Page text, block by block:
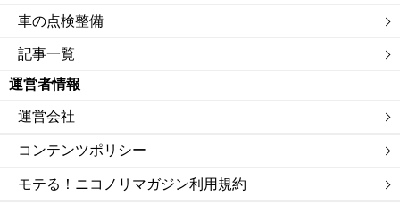
車の点検整備
記事一覧
運営者情報
運営会社
コンテンツポリシー
モテる！ニコノリマガジン利用規約